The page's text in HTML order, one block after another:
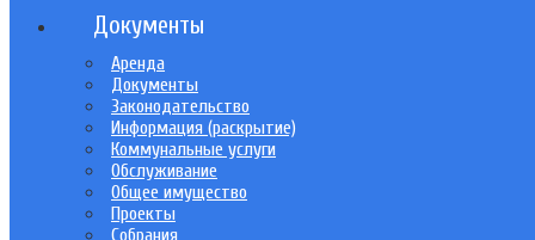
Документы
Аренда
Документы
Законодательство
Информация (раскрытие)
Коммунальные услуги
Обслуживание
Общее имущество
Проекты
Собрания